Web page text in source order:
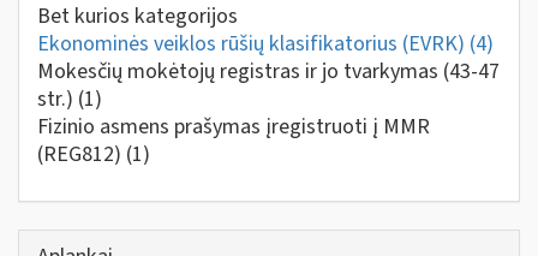
Bet kurios kategorijos
Ekonominės veiklos rūšių klasifikatorius (EVRK) (4)
Mokesčių mokėtojų registras ir jo tvarkymas (43-47
str.) (1)
Fizinio asmens prašymas įregistruoti į MMR
(REG812) (1)